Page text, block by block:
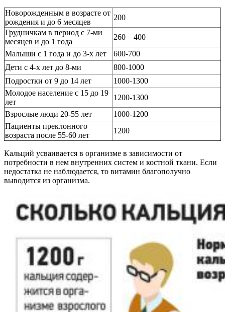
Новорожденным в возрасте от
рождения и до 6 месяцев
200
Грудничкам в период с 7-ми
месяцев и до 1 года
260 – 400
Малыши с 1 года и до 3-х лет
600-700
Дети с 4-х лет до 8-ми
800-1000
Подростки от 9 до 14 лет
1000-1300
Молодое население с 15 до 19
лет
1200-1300
Взрослые люди 20-55 лет
1000-1200
Пациенты преклонного
возраста после 55-60 лет
1200
Кальций усваивается в организме в зависимости от
потребности в нем внутренних систем и костной ткани. Если
недостатка не наблюдается, то витамин благополучно
выводится из организма.